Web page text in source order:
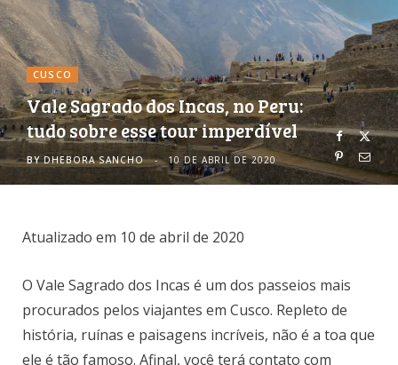
o
o
a
g
r
a
CUSCO
Vale Sagrado dos Incas, no Peru:
tudo sobre esse tour imperdível
BY DHEBORA SANCHO 10 DE ABRIL DE 2020
Atualizado em 10 de abril de 2020
O Vale Sagrado dos Incas é um dos passeios mais
procurados pelos viajantes em Cusco. Repleto de
história, ruínas e paisagens incríveis, não é a toa que
ele é tão famoso. Afinal, você terá contato com